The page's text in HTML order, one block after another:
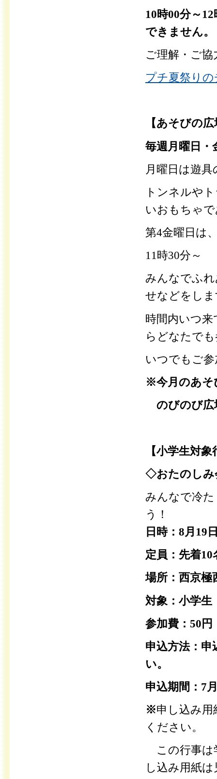
10時00分～
できません。
ご理解・ご
プチ夏祭りの
【あそびの
毎週月曜日・
月曜日は遊具
トンネルや
いおもちゃ
第4金曜日は
11時30分～
みんなでふ
せなどをし
時間内いつ
らどなたで
いつでもご
※今月のあそ
のびのび広
【小学生対
◇おたのしみ
みんなで冷
う！
日時：8月19
定員：先着
場所：西京極
対象：小学生
参加費：50
申込方法：
い。
申込期間：7
※申し込み
ください。
この行事は
し込み用紙